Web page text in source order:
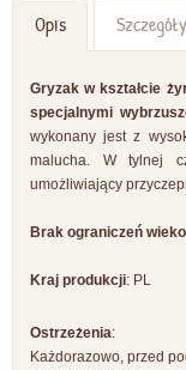
Opis
Gryzak w kształcie
specjalnymi
wykonany jest z
malucha. W tylnej
umożliwiający
Brak ograniczeń
Kraj produkcji: PL
Ostrzeżenia:
Każdorazowo, przed